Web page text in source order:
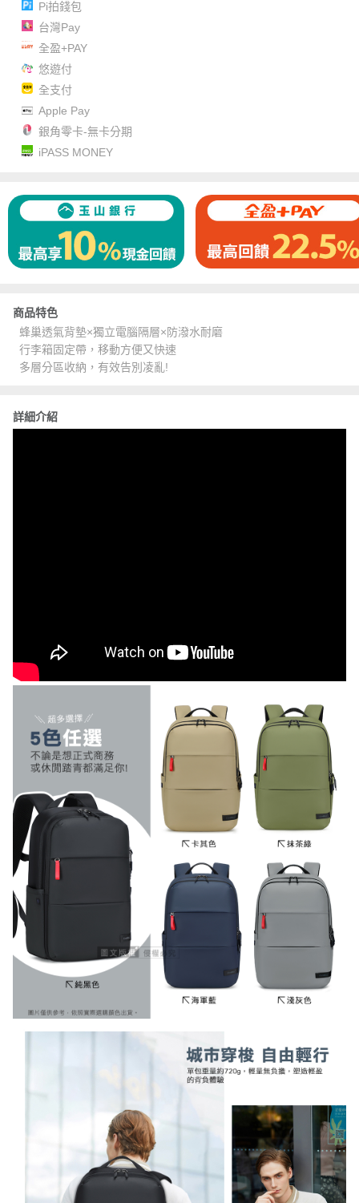
Pi拍錢包
台灣Pay
全盈+PAY
悠遊付
全支付
Apple Pay
銀角零卡-無卡分期
iPASS MONEY
商品特色
蜂巢透氣背墊×獨立電腦隔層×防潑水耐磨
行李箱固定帶，移動方便又快速
多層分區收納，有效告別凌亂!
詳細介紹